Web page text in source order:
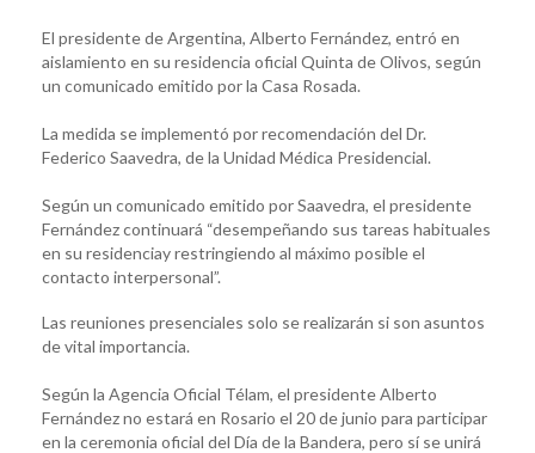
El presidente de Argentina, Alberto Fernández, entró en
aislamiento en su residencia oficial Quinta de Olivos, según
un comunicado emitido por la Casa Rosada.
La medida se implementó por recomendación del Dr.
Federico Saavedra, de la Unidad Médica Presidencial.
Según un comunicado emitido por Saavedra, el presidente
Fernández continuará “desempeñando sus tareas habituales
en su residenciay restringiendo al máximo posible el
contacto interpersonal”.
Las reuniones presenciales solo se realizarán si son asuntos
de vital importancia.
Según la Agencia Oficial Télam, el presidente Alberto
Fernández no estará en Rosario el 20 de junio para participar
en la ceremonia oficial del Día de la Bandera, pero sí se unirá